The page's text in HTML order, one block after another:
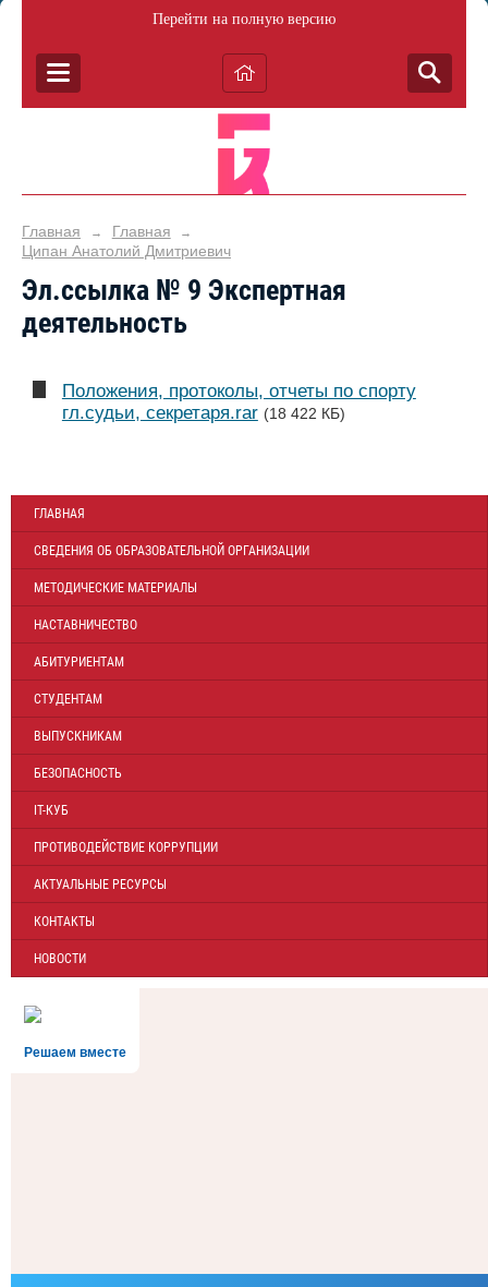
Перейти на полную версию
Главная → Главная →
Ципан Анатолий Дмитриевич
Эл.ссылка № 9 Экспертная
деятельность
Положения, протоколы, отчеты по спорту
гл.судьи, секретаря.rar (18 422 КБ)
ГЛАВНАЯ
СВЕДЕНИЯ ОБ ОБРАЗОВАТЕЛЬНОЙ ОРГАНИЗАЦИИ
МЕТОДИЧЕСКИЕ МАТЕРИАЛЫ
НАСТАВНИЧЕСТВО
АБИТУРИЕНТАМ
СТУДЕНТАМ
ВЫПУСКНИКАМ
БЕЗОПАСНОСТЬ
IT-КУБ
ПРОТИВОДЕЙСТВИЕ КОРРУПЦИИ
АКТУАЛЬНЫЕ РЕСУРСЫ
КОНТАКТЫ
НОВОСТИ
Решаем вместе